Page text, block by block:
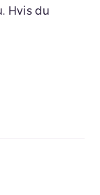
Hvis du